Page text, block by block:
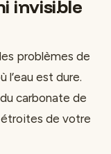
invisible
problèmes de
l’eau est dure.
carbonate de
étroites de votre